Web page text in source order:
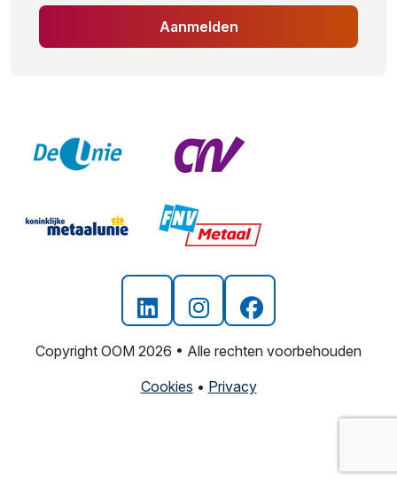
Aanmelden
Copyright OOM 2026 • Alle rechten voorbehouden
Cookies • Privacy